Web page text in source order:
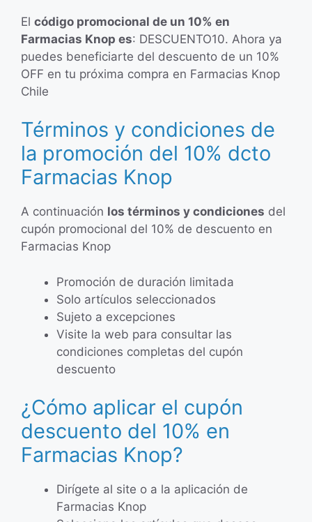
El código promocional de un 10% en
Farmacias Knop es: DESCUENTO10. Ahora ya
puedes beneficiarte del descuento de un 10%
OFF en tu próxima compra en Farmacias Knop
Chile
Términos y condiciones de
la promoción del 10% dcto
Farmacias Knop
A continuación los términos y condiciones del
cupón promocional del 10% de descuento en
Farmacias Knop
Promoción de duración limitada
Solo artículos seleccionados
Sujeto a excepciones
Visite la web para consultar las
condiciones completas del cupón
descuento
¿Cómo aplicar el cupón
descuento del 10% en
Farmacias Knop?
Dirígete al site o a la aplicación de
Farmacias Knop